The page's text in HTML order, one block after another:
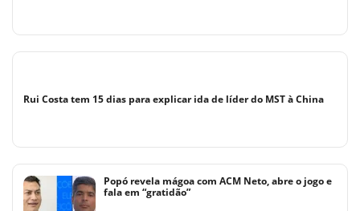
Rui Costa tem 15 dias para explicar ida de líder do MST à China
Popó revela mágoa com ACM Neto, abre o jogo e
fala em “gratidão”